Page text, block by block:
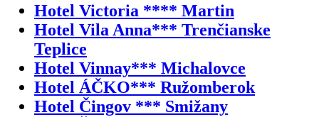
Hotel Victoria **** Martin
Hotel Vila Anna*** Trenčianske
Teplice
Hotel Vinnay*** Michalovce
Hotel ÁČKO*** Ružomberok
Hotel Čingov *** Smižany